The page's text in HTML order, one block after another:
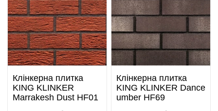
Клінкерна плитка
KING KLINKER
Marrakesh Dust HF01
Клінкерна плитка
KING KLINKER Dance
umber HF69